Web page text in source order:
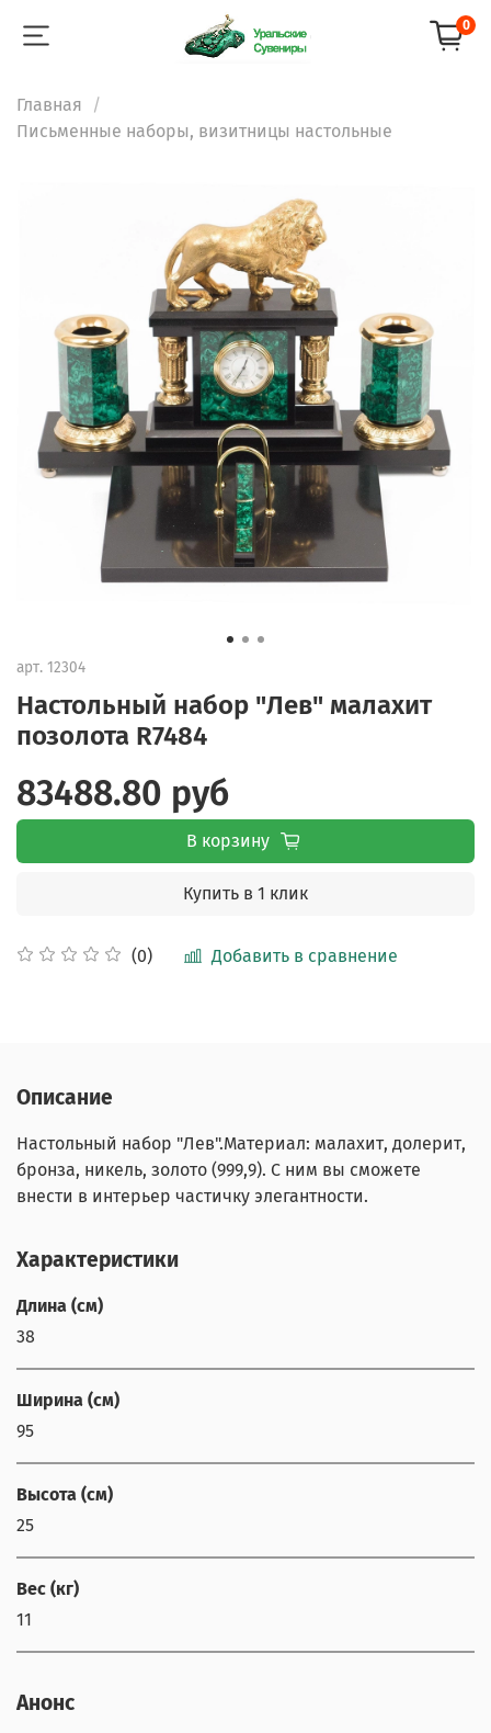
0
Главная
Письменные наборы, визитницы настольные
арт. 12304
Настольный набор "Лев" малахит
позолота R7484
(0) Добавить в сравнение
83488.80 руб
В корзину
Купить в 1 клик
Описание
Настольный набор "Лев".Материал: малахит, долерит,
бронза, никель, золото (999,9). С ним вы сможете
внести в интерьер частичку элегантности.
Характеристики
Длина (см)
38
Ширина (см)
95
Высота (см)
25
Вес (кг)
11
Анонс